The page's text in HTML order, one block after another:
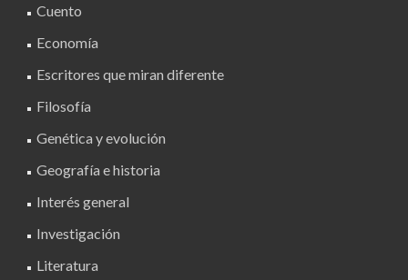
Cuento
Economía
Escritores que miran diferente
Filosofía
Genética y evolución
Geografía e historia
Interés general
Investigación
Literatura